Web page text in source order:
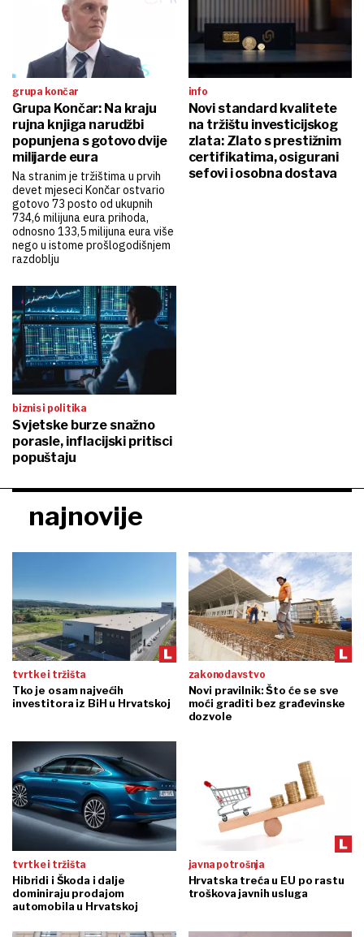
grupa končar
Grupa Končar: Na kraju
rujna knjiga narudžbi
popunjena s gotovo dvije
milijarde eura
Na stranim je tržištima u prvih
devet mjeseci Končar ostvario
gotovo 73 posto od ukupnih
734,6 milijuna eura prihoda,
odnosno 133,5 milijuna eura više
nego u istome prošlogodišnjem
razdoblju
info
Novi standard kvalitete
na tržištu investicijskog
zlata: Zlato s prestižnim
certifikatima, osigurani
sefovi i osobna dostava
biznis i politika
Svjetske burze snažno
porasle, inflacijski pritisci
popuštaju
najnovije
tvrtke i tržišta
Tko je osam najvećih
investitora iz BiH u Hrvatskoj
zakonodavstvo
Novi pravilnik: Što će se sve
moći graditi bez građevinske
dozvole
tvrtke i tržišta
Hibridi i Škoda i dalje
dominiraju prodajom
automobila u Hrvatskoj
javna potrošnja
Hrvatska treća u EU po rastu
troškova javnih usluga